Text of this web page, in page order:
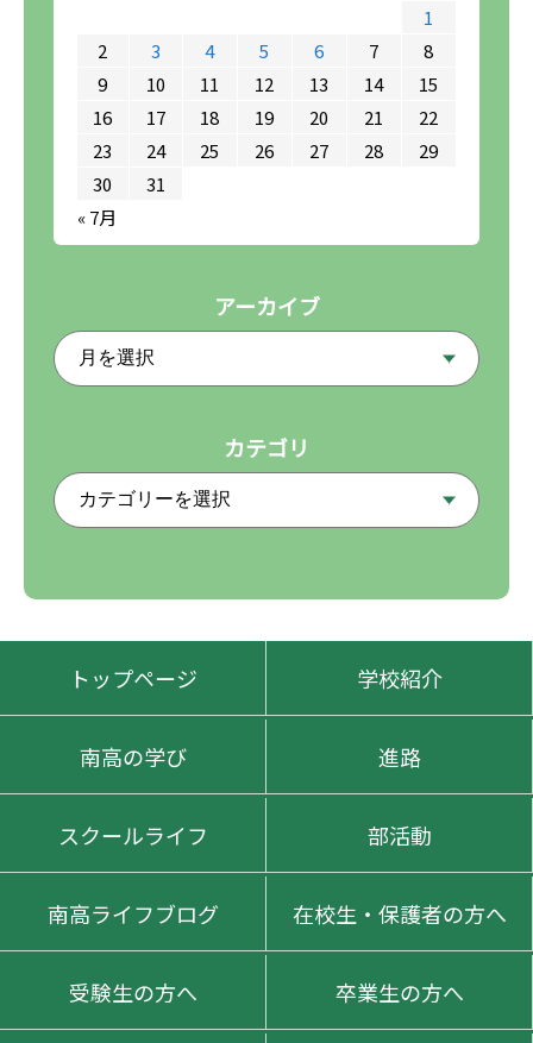
1
2
3 4 5 6 7
8
9
10 11 12 13 14
15
16
17 18 19 20 21
22
23
24 25 26 27 28
29
30
31
« 7月
アーカイブ
カテゴリ
トップページ 学校紹介
南高の学び 進路
スクールライフ 部活動
南高ライフブログ 在校生・保護者の方へ
受験生の方へ 卒業生の方へ